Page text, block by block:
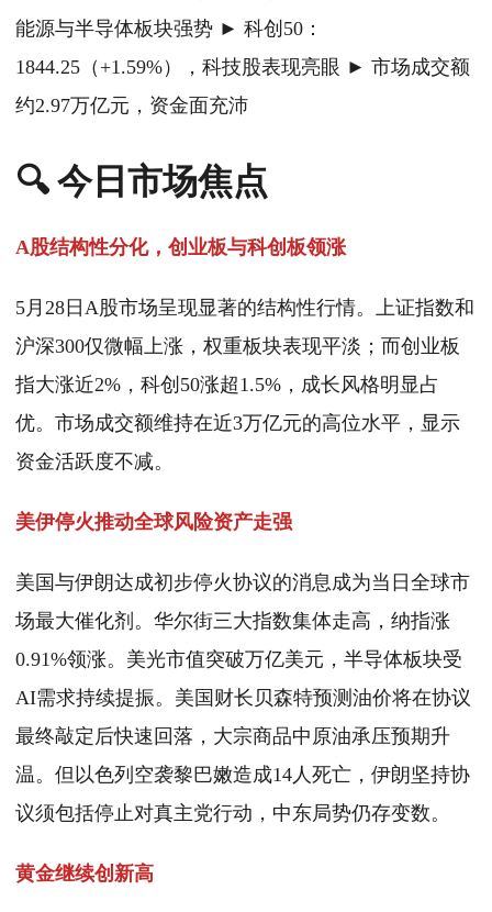
能源与半导体板块强势 ► 科创50：
1844.25（+1.59%），科技股表现亮眼 ► 市场成交额
约2.97万亿元，资金面充沛
🔍 今日市场焦点
A股结构性分化，创业板与科创板领涨
5月28日A股市场呈现显著的结构性行情。上证指数和
沪深300仅微幅上涨，权重板块表现平淡；而创业板
指大涨近2%，科创50涨超1.5%，成长风格明显占
优。市场成交额维持在近3万亿元的高位水平，显示
资金活跃度不减。
美伊停火推动全球风险资产走强
美国与伊朗达成初步停火协议的消息成为当日全球市
场最大催化剂。华尔街三大指数集体走高，纳指涨
0.91%领涨。美光市值突破万亿美元，半导体板块受
AI需求持续提振。美国财长贝森特预测油价将在协议
最终敲定后快速回落，大宗商品中原油承压预期升
温。但以色列空袭黎巴嫩造成14人死亡，伊朗坚持协
议须包括停止对真主党行动，中东局势仍存变数。
黄金继续创新高